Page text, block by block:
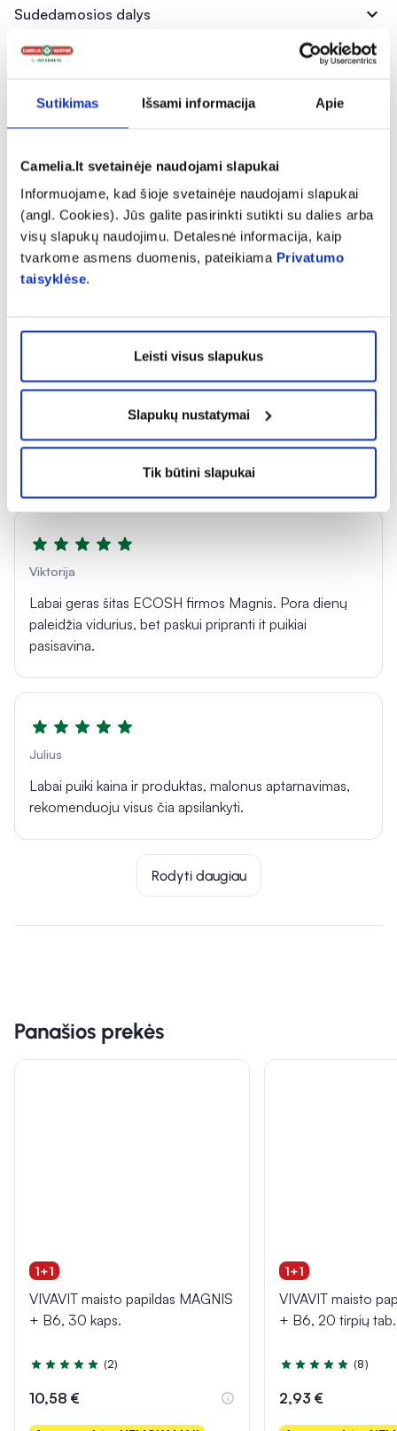
Sutikimas Išsami informacija Apie
Camelia.lt svetainėje naudojami slapukai
Informuojame, kad šioje svetainėje naudojami slapukai
(angl. Cookies). Jūs galite pasirinkti sutikti su dalies arba
visų slapukų naudojimu. Detalesnė informacija, kaip
tvarkome asmens duomenis, pateikiama Privatumo
taisyklėse.
Leisti visus slapukus
Slapukų nustatymai
Tik būtini slapukai
Sudedamosios dalys expand_more
5
Man šie papildai labai tinka ir jaučiu jų naudą.
Viktorija
Labai geras šitas ECOSH firmos Magnis. Pora dienų
paleidžia vidurius, bet paskui pripranti it puikiai
pasisavina.
Julius
Labai puiki kaina ir produktas, malonus aptarnavimas,
rekomenduoju visus čia apsilankyti.
Rodyti daugiau
Panašios prekės
1+1
VIVAVIT maisto papildas MAGNIS
+ B6, 30 kaps.
Įvertinimas 5.0 iš 5
(2)
10,58 €
1+1
VIVAVIT maisto
+ B6, 20 tirpių tab.
Įvertinimas 4.9 iš 5
(8)
2,93 €